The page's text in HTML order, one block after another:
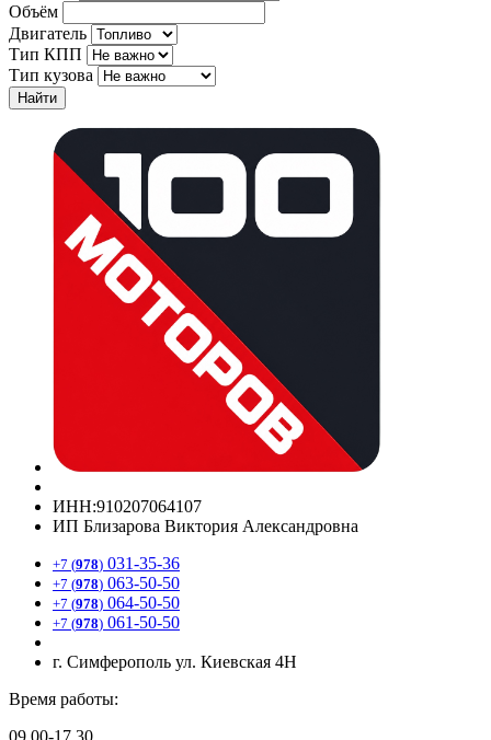
Объём
Двигатель
Тип КПП
Тип кузова
Найти
ИНН:910207064107
ИП Близарова Виктория Александровна
+7 (978) 031-35-36
+7 (978) 063-50-50
+7 (978) 064-50-50
+7 (978) 061-50-50
г. Симферополь ул. Киевская 4Н
Время работы:
09.00-17.30